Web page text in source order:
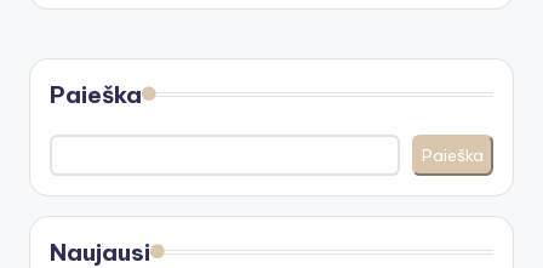
Paieška
Paieška
Naujausi